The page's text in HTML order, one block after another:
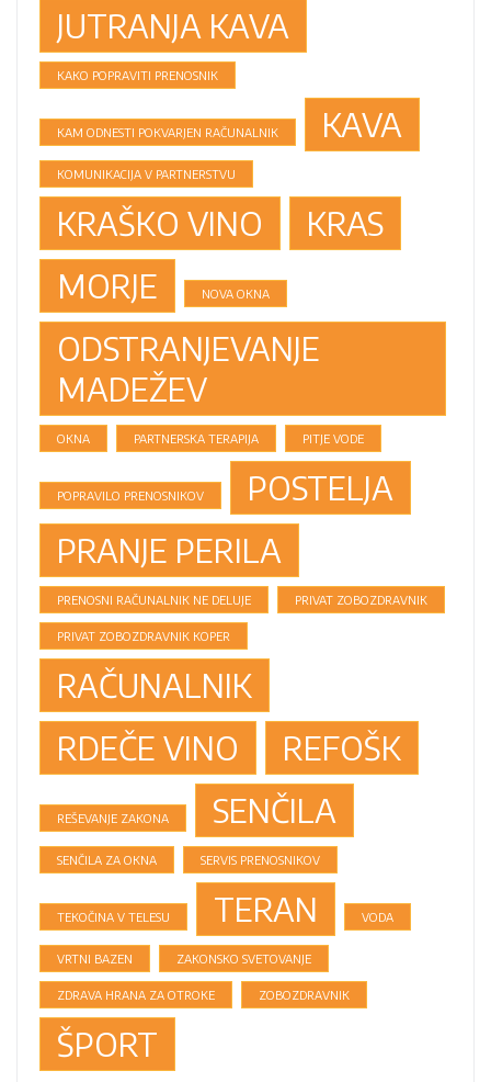
JUTRANJA KAVA
KAKO POPRAVITI PRENOSNIK
KAM ODNESTI POKVARJEN RAČUNALNIK KAVA
KOMUNIKACIJA V PARTNERSTVU
KRAŠKO VINO
KRAS
MORJE
NOVA OKNA
ODSTRANJEVANJE
MADEŽEV
OKNA PARTNERSKA TERAPIJA PITJE VODE
POPRAVILO PRENOSNIKOV
POSTELJA
PRANJE PERILA
PRENOSNI RAČUNALNIK NE DELUJE PRIVAT ZOBOZDRAVNIK
PRIVAT ZOBOZDRAVNIK KOPER
RAČUNALNIK
RDEČE VINO
REFOŠK
REŠEVANJE ZAKONA SENČILA
SENČILA ZA OKNA SERVIS PRENOSNIKOV
TEKOČINA V TELESU TERAN VODA
VRTNI BAZEN ZAKONSKO SVETOVANJE
ZDRAVA HRANA ZA OTROKE ZOBOZDRAVNIK
ŠPORT